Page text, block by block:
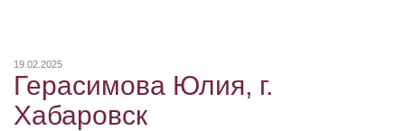
19.02.2025
Герасимова Юлия, г.
Хабаровск